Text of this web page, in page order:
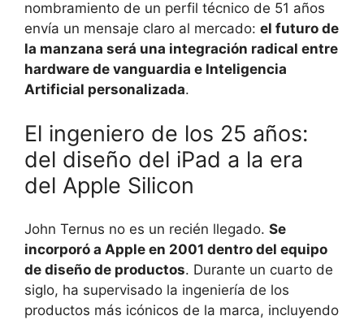
nombramiento de un perfil técnico de 51 años
envía un mensaje claro al mercado: el futuro de
la manzana será una integración radical entre
hardware de vanguardia e Inteligencia
Artificial personalizada.
El ingeniero de los 25 años:
del diseño del iPad a la era
del Apple Silicon
John Ternus no es un recién llegado. Se
incorporó a Apple en 2001 dentro del equipo
de diseño de productos. Durante un cuarto de
siglo, ha supervisado la ingeniería de los
productos más icónicos de la marca, incluyendo